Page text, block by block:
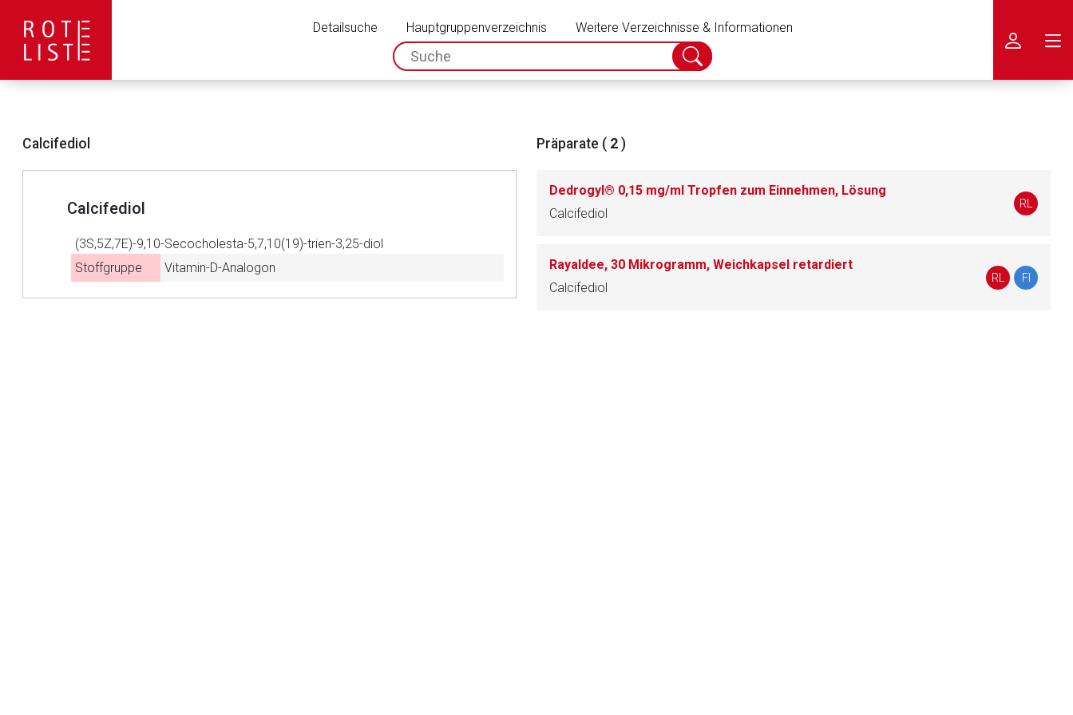
Detailsuche Hauptgruppenverzeichnis
Weitere Verzeichnisse & Informationen
spc.search.input.placeholder
Suche
abschicken
Calcifediol
Calcifediol
(3S,5Z,7E)-9,10-Secocholesta-5,7,10(19)-trien-3,25-diol
Stoffgruppe
Vitamin-D-Analogon
Präparate ( 2 )
Dedrogyl® 0,15 mg/ml Tropfen zum Einnehmen, Lösung
Calcifediol
RL
Rayaldee, 30 Mikrogramm, Weichkapsel retardiert
Calcifediol
RL FI